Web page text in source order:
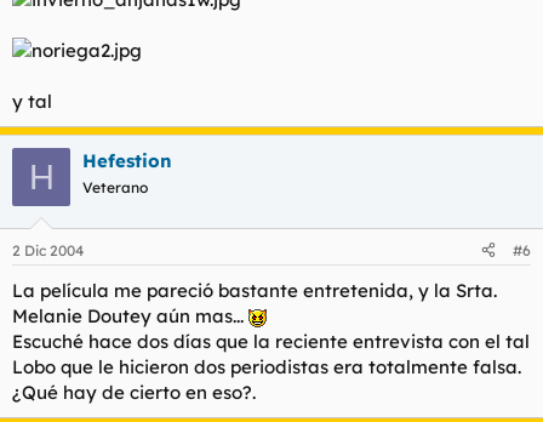
y tal
H Hefestion
Veterano
2 Dic 2004 #6
La película me pareció bastante entretenida, y la Srta.
Melanie Doutey aún mas...
Escuché hace dos días que la reciente entrevista con el tal
Lobo que le hicieron dos periodistas era totalmente falsa.
¿Qué hay de cierto en eso?.